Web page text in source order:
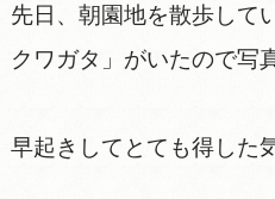
先日、朝園地を散歩して
クワガタ」がいたので写
早起きしてとても得した